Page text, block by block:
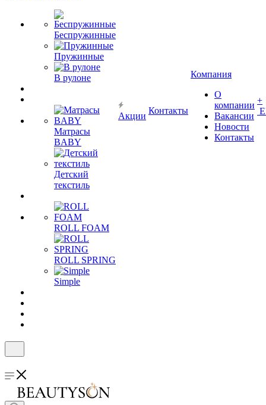
Беспружинные
Пружинные
В рулоне
Матрасы
BABY
Детский
текстиль
ROLL FOAM
ROLL SPRING
Simple
Акции
Контакты
Компания
О
компании
Вакансии
Новости
Контакты
+